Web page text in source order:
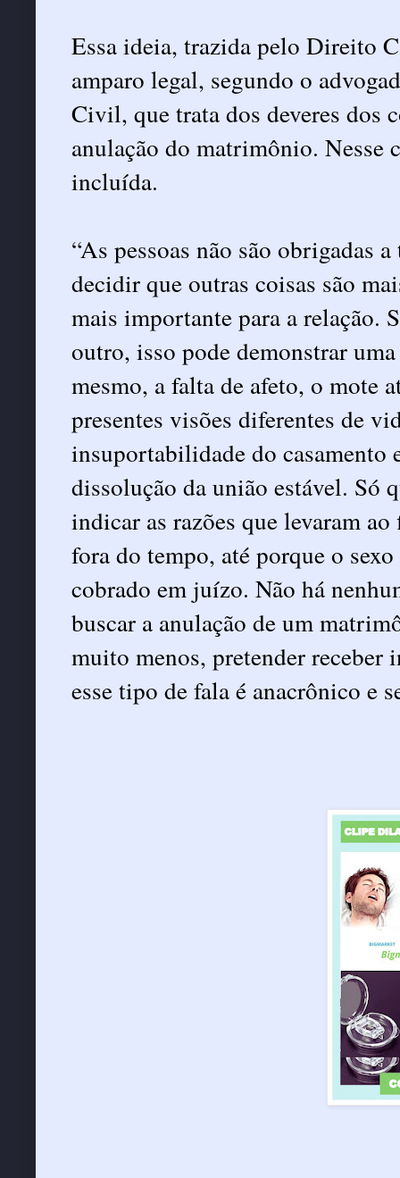
Essa ideia, trazida pelo Direito
amparo legal, segundo o
Civil, que trata dos deveres dos
anulação do matrimônio. Nesse
incluída.
“As pessoas não são obrigadas
decidir que outras coisas são
mais importante para a relação.
outro, isso pode demonstrar
mesmo, a falta de afeto, o mote
presentes visões diferentes de
insuportabilidade do casamento
dissolução da união estável. Só
indicar as razões que levaram
fora do tempo, até porque o
cobrado em juízo. Não há
buscar a anulação de um
muito menos, pretender receber
esse tipo de fala é anacrônico e